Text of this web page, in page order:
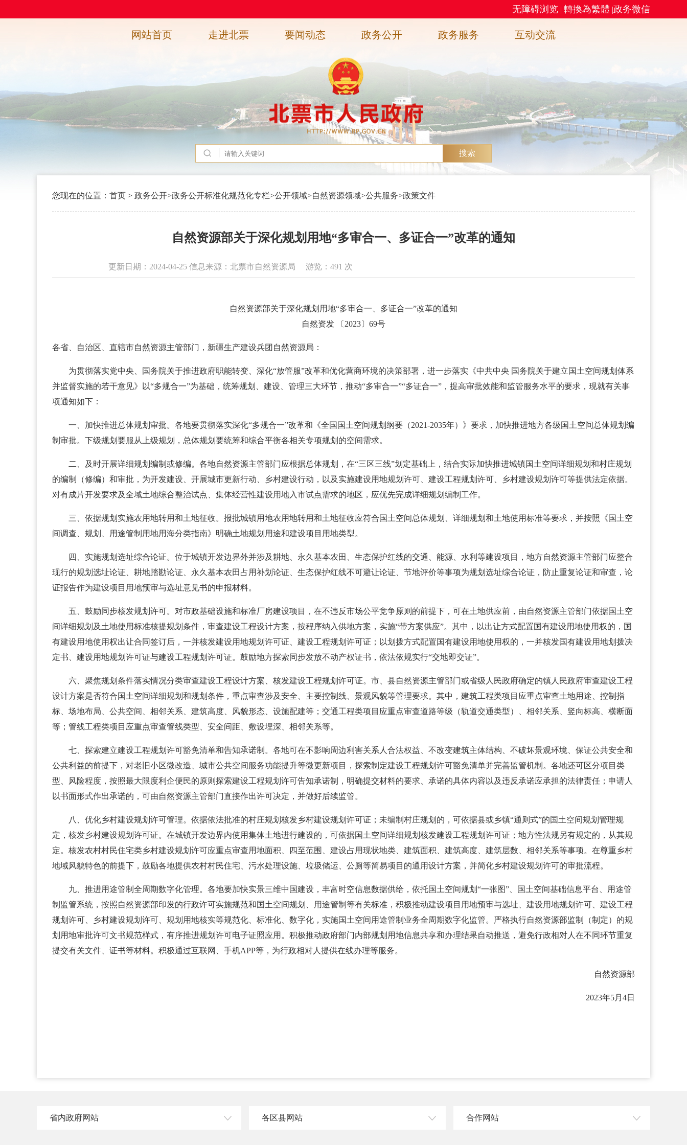
无障碍浏览 | 轉換為繁體 |政务微信
网站首页 走进北票 要闻动态 政务公开 政务服务 互动交流
搜索
您现在的位置： 首页 > 政务公开>政务公开标准化规范化专栏>公开领域>自然资源领域>公共服务>政策文件
自然资源部关于深化规划用地“多审合一、多证合一”改革的通知
更新日期：2024-04-25 信息来源：北票市自然资源局 游览： 491 次
自然资源部关于深化规划用地“多审合一、多证合一”改革的通知
自然资发 〔2023〕69号
各省、自治区、直辖市自然资源主管部门，新疆生产建设兵团自然资源局：
为贯彻落实党中央、国务院关于推进政府职能转变、深化“放管服”改革和优化营商环境的决策部署，进一步落实《中共中央 国务院关于建立国土空间规划体系
并监督实施的若干意见》以“多规合一”为基础，统筹规划、建设、管理三大环节，推动“多审合一”“多证合一”，提高审批效能和监管服务水平的要求，现就有关事
项通知如下：
一、加快推进总体规划审批。各地要贯彻落实深化“多规合一”改革和《全国国土空间规划纲要（2021-2035年）》要求，加快推进地方各级国土空间总体规划编
制审批。下级规划要服从上级规划，总体规划要统筹和综合平衡各相关专项规划的空间需求。
二、及时开展详细规划编制或修编。各地自然资源主管部门应根据总体规划，在“三区三线”划定基础上，结合实际加快推进城镇国土空间详细规划和村庄规划
的编制（修编）和审批，为开发建设、开展城市更新行动、乡村建设行动，以及实施建设用地规划许可、建设工程规划许可、乡村建设规划许可等提供法定依据。
对有成片开发要求及全域土地综合整治试点、集体经营性建设用地入市试点需求的地区，应优先完成详细规划编制工作。
三、依据规划实施农用地转用和土地征收。报批城镇用地农用地转用和土地征收应符合国土空间总体规划、详细规划和土地使用标准等要求，并按照《国土空
间调查、规划、用途管制用地用海分类指南》明确土地规划用途和建设项目用地类型。
四、实施规划选址综合论证。位于城镇开发边界外并涉及耕地、永久基本农田、生态保护红线的交通、能源、水利等建设项目，地方自然资源主管部门应整合
现行的规划选址论证、耕地踏勘论证、永久基本农田占用补划论证、生态保护红线不可避让论证、节地评价等事项为规划选址综合论证，防止重复论证和审查，论
证报告作为建设项目用地预审与选址意见书的申报材料。
五、鼓励同步核发规划许可。对市政基础设施和标准厂房建设项目，在不违反市场公平竞争原则的前提下，可在土地供应前，由自然资源主管部门依据国土空
间详细规划及土地使用标准核提规划条件，审查建设工程设计方案，按程序纳入供地方案，实施“带方案供应”。其中，以出让方式配置国有建设用地使用权的，国
有建设用地使用权出让合同签订后，一并核发建设用地规划许可证、建设工程规划许可证；以划拨方式配置国有建设用地使用权的，一并核发国有建设用地划拨决
定书、建设用地规划许可证与建设工程规划许可证。鼓励地方探索同步发放不动产权证书，依法依规实行“交地即交证”。
六、聚焦规划条件落实情况分类审查建设工程设计方案、核发建设工程规划许可证。市、县自然资源主管部门或省级人民政府确定的镇人民政府审查建设工程
设计方案是否符合国土空间详细规划和规划条件，重点审查涉及安全、主要控制线、景观风貌等管理要求。其中，建筑工程类项目应重点审查土地用途、控制指
标、场地布局、公共空间、相邻关系、建筑高度、风貌形态、设施配建等；交通工程类项目应重点审查道路等级（轨道交通类型）、相邻关系、竖向标高、横断面
等；管线工程类项目应重点审查管线类型、安全间距、敷设埋深、相邻关系等。
七、探索建立建设工程规划许可豁免清单和告知承诺制。各地可在不影响周边利害关系人合法权益、不改变建筑主体结构、不破坏景观环境、保证公共安全和
公共利益的前提下，对老旧小区微改造、城市公共空间服务功能提升等微更新项目，探索制定建设工程规划许可豁免清单并完善监管机制。各地还可区分项目类
型、风险程度，按照最大限度利企便民的原则探索建设工程规划许可告知承诺制，明确提交材料的要求、承诺的具体内容以及违反承诺应承担的法律责任；申请人
以书面形式作出承诺的，可由自然资源主管部门直接作出许可决定，并做好后续监管。
八、优化乡村建设规划许可管理。依据依法批准的村庄规划核发乡村建设规划许可证；未编制村庄规划的，可依据县或乡镇“通则式”的国土空间规划管理规
定，核发乡村建设规划许可证。在城镇开发边界内使用集体土地进行建设的，可依据国土空间详细规划核发建设工程规划许可证；地方性法规另有规定的，从其规
定。核发农村村民住宅类乡村建设规划许可应重点审查用地面积、四至范围、建设占用现状地类、建筑面积、建筑高度、建筑层数、相邻关系等事项。在尊重乡村
地域风貌特色的前提下，鼓励各地提供农村村民住宅、污水处理设施、垃圾储运、公厕等简易项目的通用设计方案，并简化乡村建设规划许可的审批流程。
九、推进用途管制全周期数字化管理。各地要加快实景三维中国建设，丰富时空信息数据供给，依托国土空间规划“一张图”、国土空间基础信息平台、用途管
制监管系统，按照自然资源部印发的行政许可实施规范和国土空间规划、用途管制等有关标准，积极推动建设项目用地预审与选址、建设用地规划许可、建设工程
规划许可、乡村建设规划许可、规划用地核实等规范化、标准化、数字化，实施国土空间用途管制业务全周期数字化监管。严格执行自然资源部监制（制定）的规
划用地审批许可文书规范样式，有序推进规划许可电子证照应用。积极推动政府部门内部规划用地信息共享和办理结果自动推送，避免行政相对人在不同环节重复
提交有关文件、证书等材料。积极通过互联网、手机APP等，为行政相对人提供在线办理等服务。
自然资源部
2023年5月4日
省内政府网站 各区县网站 合作网站